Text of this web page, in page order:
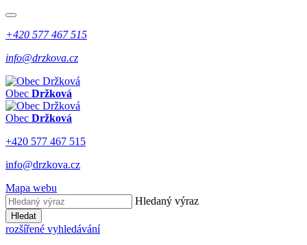
+420 577 467 515
info@drzkova.cz
Obec Držková
Obec Držková
+420 577 467 515
info@drzkova.cz
Mapa webu
Hledaný výraz
Hledat
rozšířené vyhledávání